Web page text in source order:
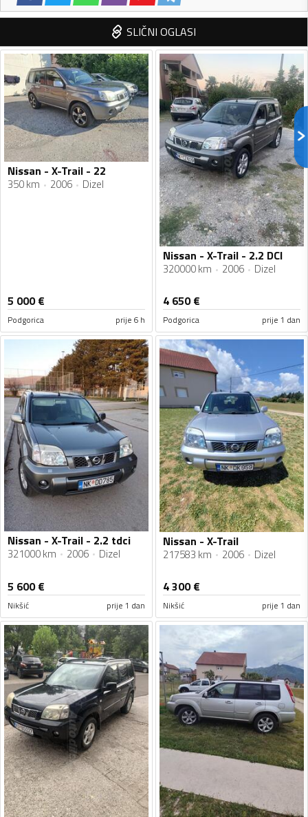
SLIČNI OGLASI
Nissan - X-Trail - 22
350 km 2006 Dizel
5 000€
Podgorica prije 6 h
Nissan - X-Trail - 2.2 DCI
320000 km 2006 Dizel
4 650€
Podgorica prije 1 dan
Nissan - X-Trail - 2.2 tdci
321000 km 2006 Dizel
5 600€
Nikšić prije 1 dan
Nissan - X-Trail
217583 km 2006 Dizel
4 300€
Nikšić prije 1 dan